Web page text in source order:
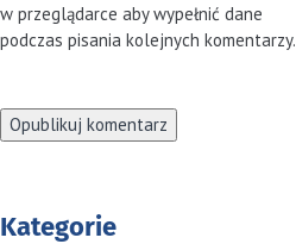
w przeglądarce aby wypełnić dane
podczas pisania kolejnych komentarzy.
Kategorie